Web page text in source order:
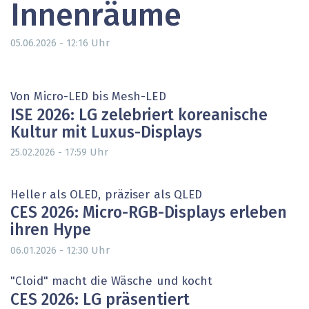
Innenräume
05.06.2026 - 12:16 Uhr
Von Micro-LED bis Mesh-LED
ISE 2026: LG zelebriert koreanische
Kultur mit Luxus-Displays
25.02.2026 - 17:59 Uhr
Heller als OLED, präziser als QLED
CES 2026: Micro-RGB-Displays erleben
ihren Hype
06.01.2026 - 12:30 Uhr
"Cloid" macht die Wäsche und kocht
CES 2026: LG präsentiert